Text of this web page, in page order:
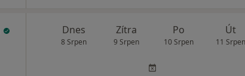
Dnes
8 Srpen
Zítra
9 Srpen
Po
10 Srpen
Út
11 Srpen